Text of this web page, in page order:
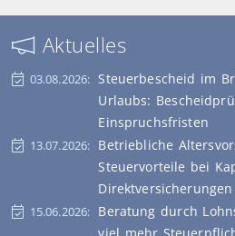
Aktuelles
03.08.2026: Steuerbescheid im
Urlaubs:
Einspruchsfristen
13.07.2026: Betriebliche
Steuervorteile bei
15.06.2026: Beratung durch